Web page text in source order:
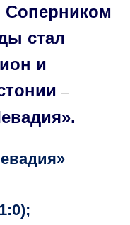
Соперником
стал
и
–